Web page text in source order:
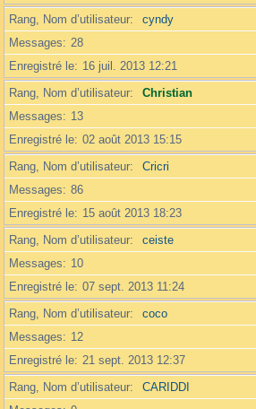
Rang, Nom d’utilisateur
cyndy
Messages
28
Enregistré le
16 juil. 2013 12:21
Rang, Nom d’utilisateur
Christian
Messages
13
Enregistré le 02 août 2013 15:15
Rang, Nom d’utilisateur
Cricri
Messages
86
Enregistré le
15 août 2013 18:23
Rang, Nom d’utilisateur
ceiste
Messages
10
Enregistré le 07 sept. 2013 11:24
Rang, Nom d’utilisateur
coco
Messages
12
Enregistré le 21 sept. 2013 12:37
Rang, Nom d’utilisateur
CARIDDI